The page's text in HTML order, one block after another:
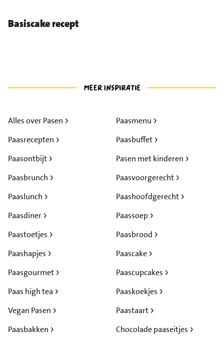
Basiscake recept
Alles over Pasen
Paasrecepten
Paasontbijt
Paasbrunch
Paaslunch
Paasdiner
Paasmenu
Paasbuffet
Pasen met kinderen
Paasvoorgerecht
Paashoofdgerecht
Paassoep
Paastoetjes
Paashapjes
Paasgourmet
Paas high tea
Vegan Pasen
Paasbakken
Paasbrood
Paascake
Paascupcakes
Paaskoekjes
Paastaart
Chocolade paaseitjes